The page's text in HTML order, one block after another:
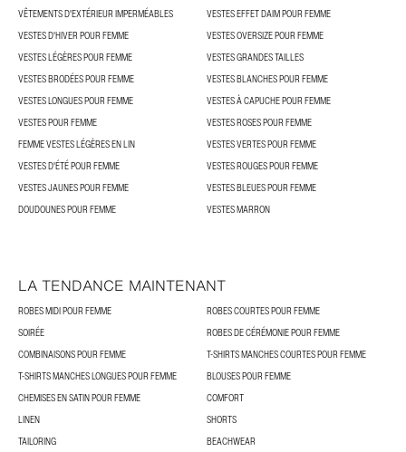
VÊTEMENTS D'EXTÉRIEUR IMPERMÉABLES
VESTES EFFET DAIM POUR FEMME
VESTES D'HIVER POUR FEMME
VESTES OVERSIZE POUR FEMME
VESTES LÉGÈRES POUR FEMME
VESTES GRANDES TAILLES
VESTES BRODÉES POUR FEMME
VESTES BLANCHES POUR FEMME
VESTES LONGUES POUR FEMME
VESTES À CAPUCHE POUR FEMME
VESTES POUR FEMME
VESTES ROSES POUR FEMME
FEMME VESTES LÉGÈRES EN LIN
VESTES VERTES POUR FEMME
VESTES D'ÉTÉ POUR FEMME
VESTES ROUGES POUR FEMME
VESTES JAUNES POUR FEMME
VESTES BLEUES POUR FEMME
DOUDOUNES POUR FEMME
VESTES MARRON
LA TENDANCE MAINTENANT
ROBES MIDI POUR FEMME
ROBES COURTES POUR FEMME
SOIRÉE
ROBES DE CÉRÉMONIE POUR FEMME
COMBINAISONS POUR FEMME
T-SHIRTS MANCHES COURTES POUR FEMME
T-SHIRTS MANCHES LONGUES POUR FEMME
BLOUSES POUR FEMME
CHEMISES EN SATIN POUR FEMME
COMFORT
LINEN
SHORTS
TAILORING
BEACHWEAR